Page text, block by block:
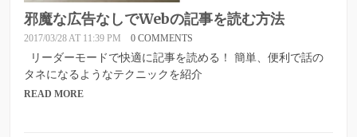
邪魔な広告なしでWebの記事を読む方法
2017/03/28 AT 11:39 PM 0 COMMENTS
リーダーモードで快適に記事を読める！ 簡単、便利で話の
タネになるようなテクニックを紹介
READ MORE